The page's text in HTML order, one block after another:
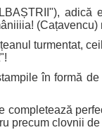
turmentat,
în formă
completează
precum clovnii